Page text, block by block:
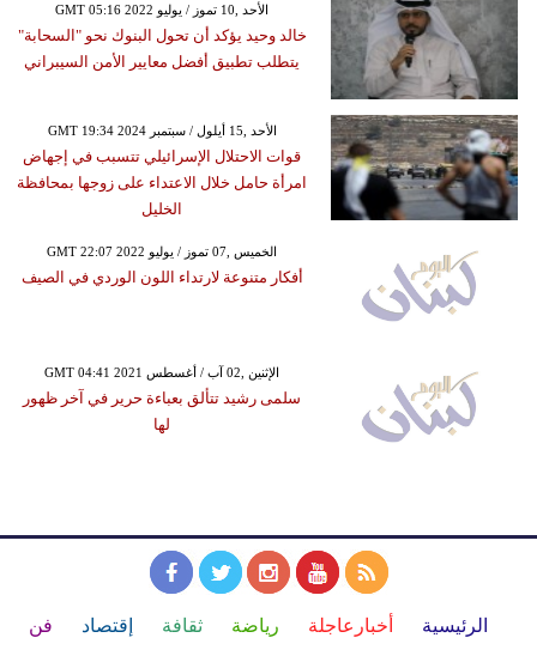
GMT 05:16 2022 الأحد ,10 تموز / يوليو
خالد وحيد يؤكد أن تحول البنوك نحو "السحابة"
يتطلب تطبيق أفضل معايير الأمن السيبراني
GMT 19:34 2024 الأحد ,15 أيلول / سبتمبر
قوات الاحتلال الإسرائيلي تتسبب في إجهاض
امرأة حامل خلال الاعتداء على زوجها بمحافظة
الخليل
GMT 22:07 2022 الخميس ,07 تموز / يوليو
أفكار متنوعة لارتداء اللون الوردي في الصيف
GMT 04:41 2021 الإثنين ,02 آب / أغسطس
سلمى رشيد تتألق بعباءة حرير في آخر ظهور
لها
الرئيسية أخبارعاجلة رياضة ثقافة إقتصاد فن